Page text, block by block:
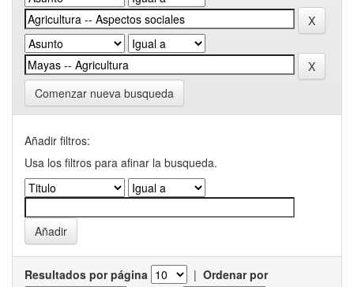
Comenzar nueva busqueda
Añadir filtros:
Usa los filtros para afinar la busqueda.
Resultados por página | Ordenar por